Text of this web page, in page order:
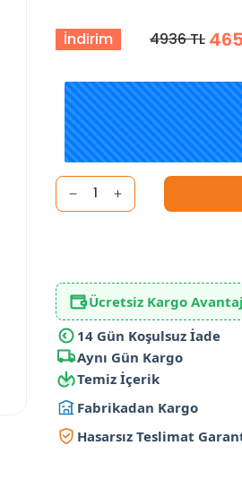
İndirim 4936 TL
Ücretsiz Kargo
14 Gün Koşulsuz İade
Aynı Gün Kargo
Temiz İçerik
Fabrikadan Kargo
Hasarsız Teslimat